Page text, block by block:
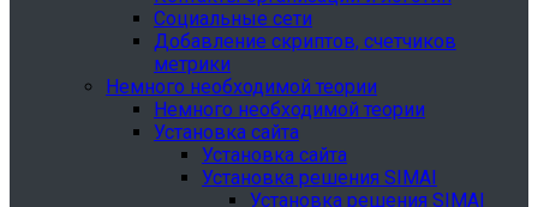
Социальные сети
Добавление скриптов, счетчиков
метрики
Немного необходимой теории
Немного необходимой теории
Установка сайта
Установка сайта
Установка решения SIMAI
Установка решения SIMAI